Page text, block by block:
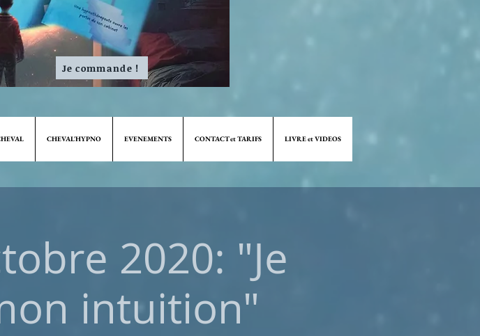
Je commande !
CHEVAL'HYPNO EVENEMENTS CONTACT et TARIFS LIVRE et VIDEOS
2020: "Je
intuition"